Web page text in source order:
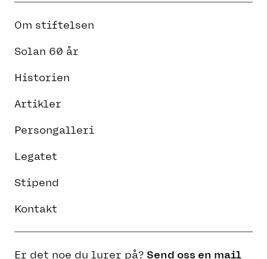
Om stiftelsen
Solan 60 år
Historien
Artikler
Persongalleri
Legatet
Stipend
Kontakt
Er det noe du lurer på? Send oss en mail